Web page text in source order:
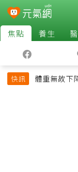
焦點 養生
快訊
體重無故下